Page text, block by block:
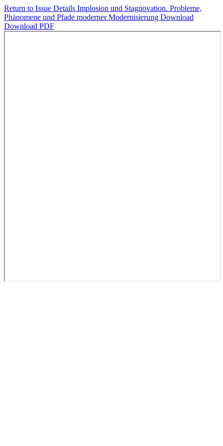
Return to Issue Details Implosion und Stagnovation. Probleme,
Phänomene und Pfade moderner Modernisierung Download
Download PDF